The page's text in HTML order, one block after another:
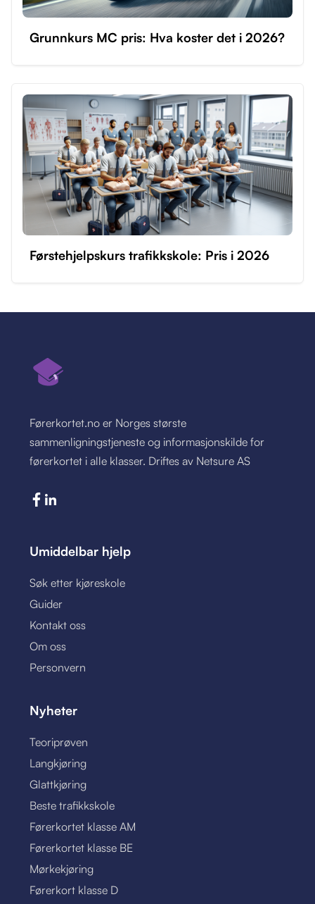
Grunnkurs MC pris: Hva koster det i 2026?
Førstehjelpskurs trafikkskole: Pris i 2026
Førerkortet.no er Norges største
sammenligningstjeneste og informasjonskilde for
førerkortet i alle klasser. Driftes av Netsure AS
Umiddelbar hjelp
Søk etter kjøreskole
Guider
Kontakt oss
Om oss
Personvern
Nyheter
Teoriprøven
Langkjøring
Glattkjøring
Beste trafikkskole
Førerkortet klasse AM
Førerkortet klasse BE
Mørkekjøring
Førerkort klasse D